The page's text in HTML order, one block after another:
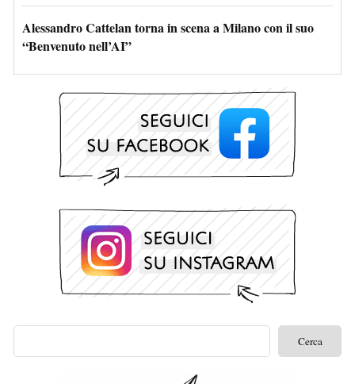
Alessandro Cattelan torna in scena a Milano con il suo
“Benvenuto nell’AI”